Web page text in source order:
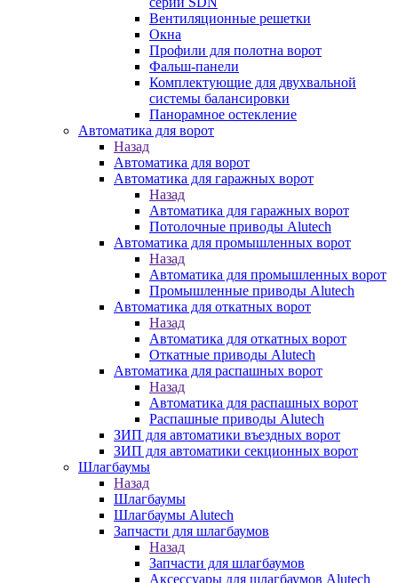
Вентиляционные решетки
Окна
Профили для полотна ворот
Фальш-панели
Комплектующие для двухвальной
системы балансировки
Панорамное остекление
Автоматика для ворот
Назад
Автоматика для ворот
Автоматика для гаражных ворот
Назад
Автоматика для гаражных ворот
Потолочные приводы Alutech
Автоматика для промышленных ворот
Назад
Автоматика для промышленных ворот
Промышленные приводы Alutech
Автоматика для откатных ворот
Назад
Автоматика для откатных ворот
Откатные приводы Alutech
Автоматика для распашных ворот
Назад
Автоматика для распашных ворот
Распашные приводы Alutech
ЗИП для автоматики въездных ворот
ЗИП для автоматики секционных ворот
Шлагбаумы
Назад
Шлагбаумы
Шлагбаумы Alutech
Запчасти для шлагбаумов
Назад
Запчасти для шлагбаумов
Аксессуары для шлагбаумов Alutech